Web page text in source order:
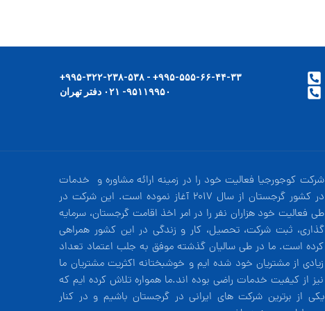
۹۹۵-۵۵۵-۶۶-۴۴-۳۳+ - ۹۹۵-۳۲۲-۲۳۸-۵۳۸+
۹۵۱۱۹۹۵۰- ۰۲۱ دفتر تهران
شرکت کوجورجیا فعالیت خود را در زمینه ارائه مشاوره و خدمات
در کشور گرجستان از سال 2017 آغاز نموده است. این شرکت در
طی فعالیت خود هزاران نفر را در امر اخذ اقامت گرجستان، سرمایه
گذاری، ثبت شرکت، تحصیل، کار و زندگی در این کشور همراهی
کرده است. ما در طی سالیان گذشته موفق به جلب اعتماد تعداد
زیادی از مشتریان خود شده ایم و خوشبختانه اکثریت مشتریان ما
نیز از کیفیت خدمات راضی بوده اند.ما همواره تلاش کرده ایم که
یکی از برترین شرکت های ایرانی در گرجستان باشیم و در کنار